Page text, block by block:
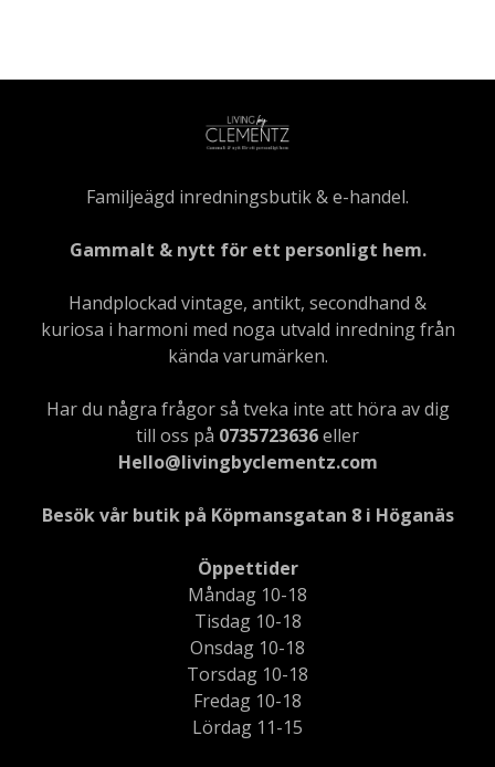
Familjeägd inredningsbutik & e-handel.
Gammalt & nytt för ett personligt hem.
Handplockad vintage, antikt, secondhand &
kuriosa i harmoni med noga utvald inredning från
kända varumärken.
Har du några frågor så tveka inte att höra av dig
till oss på 0735723636eller
Hello@livingbyclementz.com
Besök vår butik på Köpmansgatan 8 i Höganäs
Öppettider
Måndag 10-18
Tisdag 10-18
Onsdag 10-18
Torsdag 10-18
Fredag 10-18
Lördag 11-15